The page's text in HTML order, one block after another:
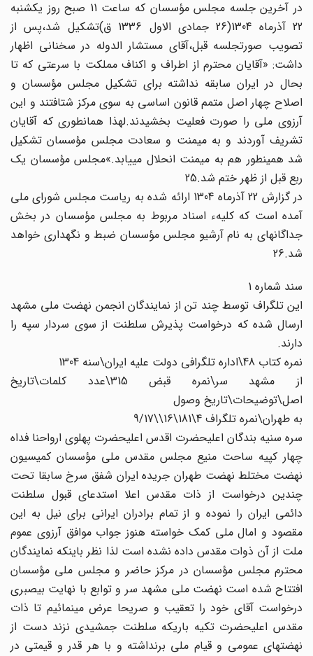
در آخرین جلسه مجلس مؤسسان که ساعت 11 صبح روز یکشنبه‏
22 آذرماه 1304(26 جمادی الاول 1336 ق)تشکیل شد،پس از
تصویب صورتجلسه قبل،آقای مستشار الدوله در سخنانی اظهار
داشت: «آقایان محترم از اطراف و اکناف مملکت با سرعتی که تا
بحال‏ در ایران سابقه نداشته برای تشکیل مجلس مؤسسان و
اصلاح‏ چهار اصل متمم قانون اساسی به سوی مرکز شتافتند و این‏
آرزوی ملی را صورت فعلیت بخشیدند.لهذا همانطوری که آقایان‏
تشریف آوردند و به میمنت و سعادت مجلس مؤسسان تشکیل‏
شد همینطور هم به میمنت انحلال می‏یابد.»مجلس مؤسسان یک‏
ربع قبل از ظهر ختم شد.25
در گزارش 22 آذرماه 1304 ارائه شده به ریاست مجلس شورای ملی‏
آمده است که کلیهء اسناد مربوط به مجلس مؤسسان در بخش
جداگانه‏ای‏ به نام آرشیو مجلس مؤسسان ضبط و نگهداری خواهد
شد.26
سند شماره 1
این تلگراف توسط چند تن از نمایندگان انجمن نهضت ملی مشهد
ارسال شده که درخواست پذیرش سلطنت از سوی سردار سپه را
دارند.
نمره کتاب 48\اداره تلگرافی دولت علیه ایران‏\سنه 1304
از مشهد سر\نمره قبض 315\عدد کلمات‏\تاریخ
اصل‏\توضیحات‏\تاریخ وصول
به طهران‏\نمره تلگراف 4\181\16\\9/17
سره سنیه بندگان اعلیحضرت اقدس اعلیحضرت پهلوی ارواحنا فداه
چهار کپیه ساحت منیع مجلس مقدس ملی مؤسسان کمیسیون
نهضت مختلط نهضت طهران جریده ایران شفق سرخ سابقا تحت
چندین درخواست از ذات مقدس اعلا استدعای قبول سلطنت
دائمی ایران را نموده و از تمام برادران‏ ایرانی برای نیل به این
مقصود و امال ملی کمک خواسته هنوز جواب موافق آرزوی عموم
ملت از آن ذوات مقدس داده نشده است لذا نظر باینکه‏ نمایندگان
محترم مجلس مؤسسان در مرکز حاضر و مجلس ملی مؤسسان
افتتاح شده است نهضت ملی مشهد سر و توابع با نهایت بی‏صبری
درخواست‏ آقای خود را تعقیب و صریحا عرض مینمائیم تا ذات
مقدس اعلیحضرت تکیه باریکه سلطنت جمشیدی نزند دست از
نهضت‏های عمومی و قیام ملی‏ برنداشته و با هر قدر و قیمتی در